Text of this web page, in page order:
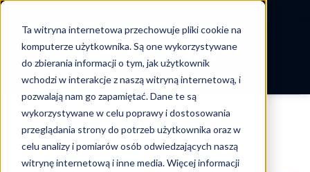
Ta witryna internetowa przechowuje pliki cookie na
komputerze użytkownika. Są one wykorzystywane
do zbierania informacji o tym, jak użytkownik
wchodzi w interakcje z naszą witryną internetową, i
pozwalają nam go zapamiętać. Dane te są
wykorzystywane w celu poprawy i dostosowania
przeglądania strony do potrzeb użytkownika oraz w
celu analizy i pomiarów osób odwiedzających naszą
witrynę internetową i inne media. Więcej informacji
-->
Skip
content
CATEGORY ARCHIVES:
BEZPIECZEŃSTWO APLIKACJI